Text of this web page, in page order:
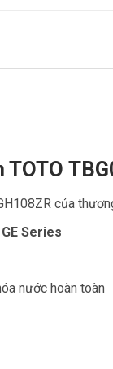
của
GE Series
nước hoàn toàn